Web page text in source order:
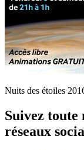
Nuits des étoiles
Suivez toute
réseaux